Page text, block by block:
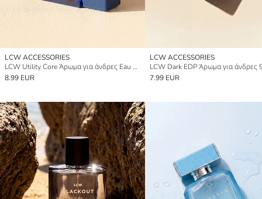
LCW ACCESSORIES
LCW Utility Core Άρωμα για άνδρες Eau de Parfum 100 ml
8.99 EUR
LCW ACCESSORIES
LCW Dark EDP Άρωμα για άνδρες
7.99 EUR